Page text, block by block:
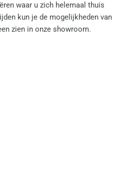
waar u zich helemaal thuis
kun je de mogelijkheden van
zien in onze showroom.